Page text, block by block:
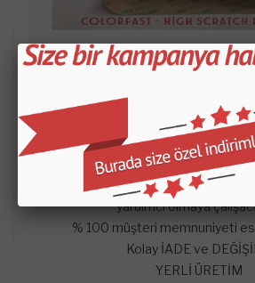
- Satın aldığınız setin içeriği
Mars Cockpit Design
Hangi satış pazarında olursa olsun
sorularını mağazaya soru sor
sorabilirsiniz. En kısa zaman da
arkadaşlarımız tarafından
yardımcı olmaya
% 100 müşteri memnuniyeti
Kolay İADE ve
YERLİ ÜRETİM